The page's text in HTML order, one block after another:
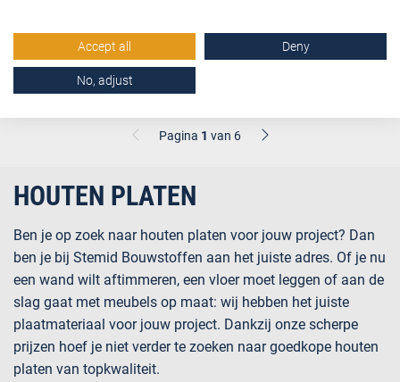
€ 58,75 per plaat incl. BTW
Pagina 1 van 6
HOUTEN PLATEN
Ben je op zoek naar houten platen voor jouw project? Dan
ben je bij Stemid Bouwstoffen aan het juiste adres. Of je nu
een wand wilt aftimmeren, een vloer moet leggen of aan de
slag gaat met meubels op maat: wij hebben het juiste
plaatmateriaal voor jouw project. Dankzij onze scherpe
prijzen hoef je niet verder te zoeken naar goedkope houten
platen van topkwaliteit.
Accept all Deny
No, adjust